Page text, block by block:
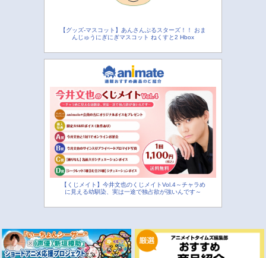
【グッズ-マスコット】あんさんぶるスターズ！！ おま
んじゅうにぎにぎマスコット ねくすと2 Hbox
【くじメイト】今井文也のくじメイトVol.4～チャラめ
に見える幼馴染、実は一途で独占欲が強いんです～